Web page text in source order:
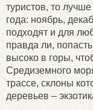
туристов, то
года: ноябрь,
подходят и для
правда ли,
высоко в горы,
Средиземного
трассе, склоны
деревьев –